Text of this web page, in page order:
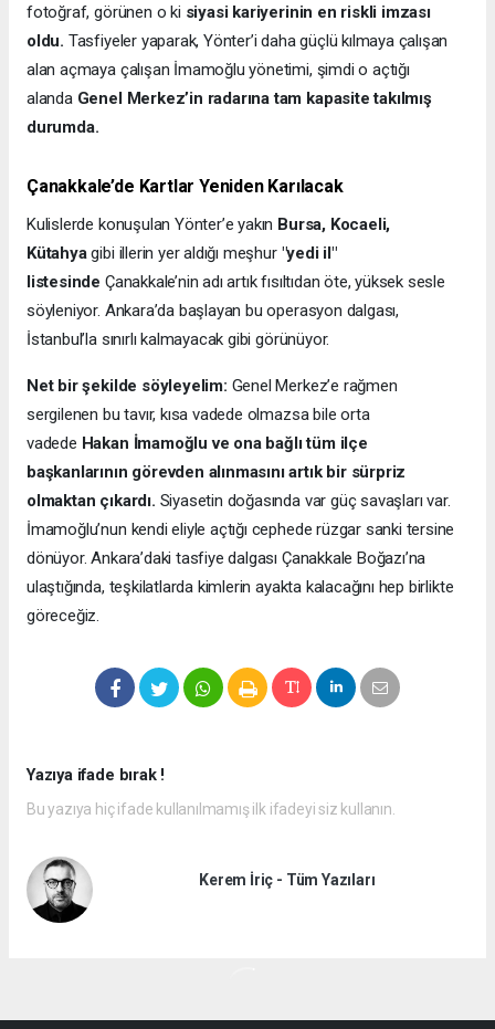
fotoğraf, görünen o ki siyasi kariyerinin en riskli imzası
oldu. Tasfiyeler yaparak, Yönter’i daha güçlü kılmaya çalışan
alan açmaya çalışan İmamoğlu yönetimi, şimdi o açtığı
alanda Genel Merkez’in radarına tam kapasite takılmış
durumda.
Çanakkale’de Kartlar Yeniden Karılacak
Kulislerde konuşulan Yönter’e yakın Bursa, Kocaeli,
Kütahyagibi illerin yer aldığı meşhur "yedi il"
listesinde Çanakkale’nin adı artık fısıltıdan öte, yüksek sesle
söyleniyor. Ankara’da başlayan bu operasyon dalgası,
İstanbul’la sınırlı kalmayacak gibi görünüyor.
Net bir şekilde söyleyelim: Genel Merkez’e rağmen
sergilenen bu tavır, kısa vadede olmazsa bile orta
vadede Hakan İmamoğlu ve ona bağlı tüm ilçe
başkanlarının görevden alınmasını artık bir sürpriz
olmaktan çıkardı. Siyasetin doğasında var güç savaşları var.
İmamoğlu’nun kendi eliyle açtığı cephede rüzgar sanki tersine
dönüyor. Ankara’daki tasfiye dalgası Çanakkale Boğazı’na
ulaştığında, teşkilatlarda kimlerin ayakta kalacağını hep birlikte
göreceğiz.
Yazıya ifade bırak !
Bu yazıya hiç ifade kullanılmamış ilk ifadeyi siz kullanın.
Kerem İriç - Tüm Yazıları